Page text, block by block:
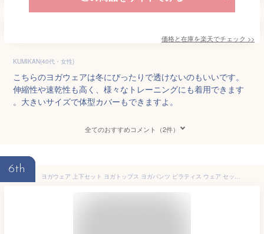
価格と在庫を楽天でチェック >>
KUMIKAN(40代・女性)
こちらのヨガウェアは冬にぴったりで透けないのもいいです。
伸縮性や速乾性も高く、様々なトレーニングにも着用できます
。大きいサイズで体型カバーもできますよ。
全てのおすすめコメント（2件）
6th
ヨガウェア 上下セット ヨガトップス ヨガパンツ ピラティス ウェア セットアップ レディース カップ付 ブラトップ ヨガレギンス 2点セット スポーツブ かわいい おしゃれ タイダイ柄